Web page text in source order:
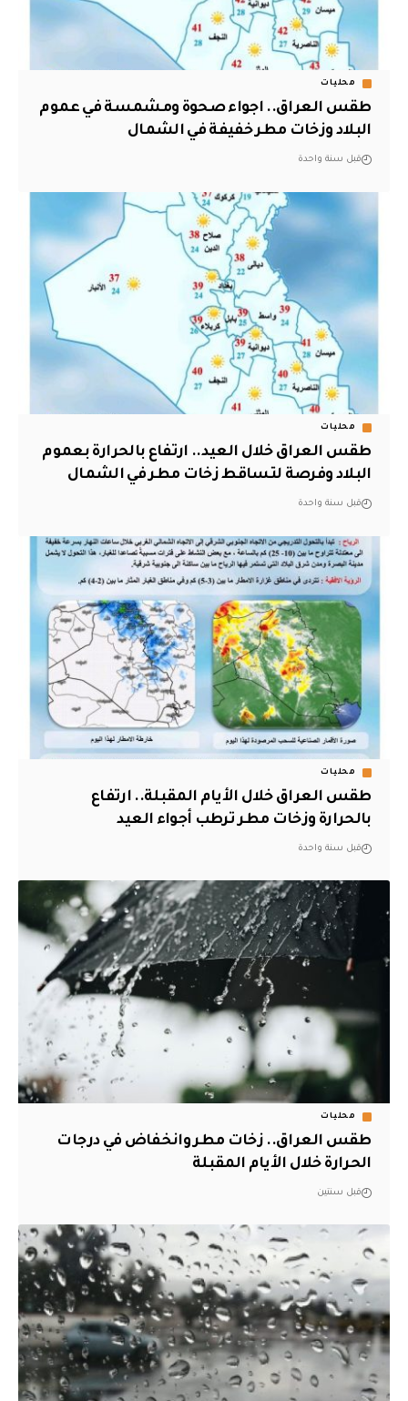
محليات
طقس العراق.. اجواء صحوة ومشمسة في عموم
البلاد وزخات مطر خفيفة في الشمال
قبل سنة واحدة
محليات
طقس العراق خلال العيد.. ارتفاع بالحرارة بعموم
البلاد وفرصة لتساقط زخات مطر في الشمال
قبل سنة واحدة
محليات
طقس العراق خلال الأيام المقبلة.. ارتفاع
بالحرارة وزخات مطر ترطب أجواء العيد
قبل سنة واحدة
محليات
طقس العراق.. زخات مطر وانخفاض في درجات
الحرارة خلال الأيام المقبلة
قبل سنتين